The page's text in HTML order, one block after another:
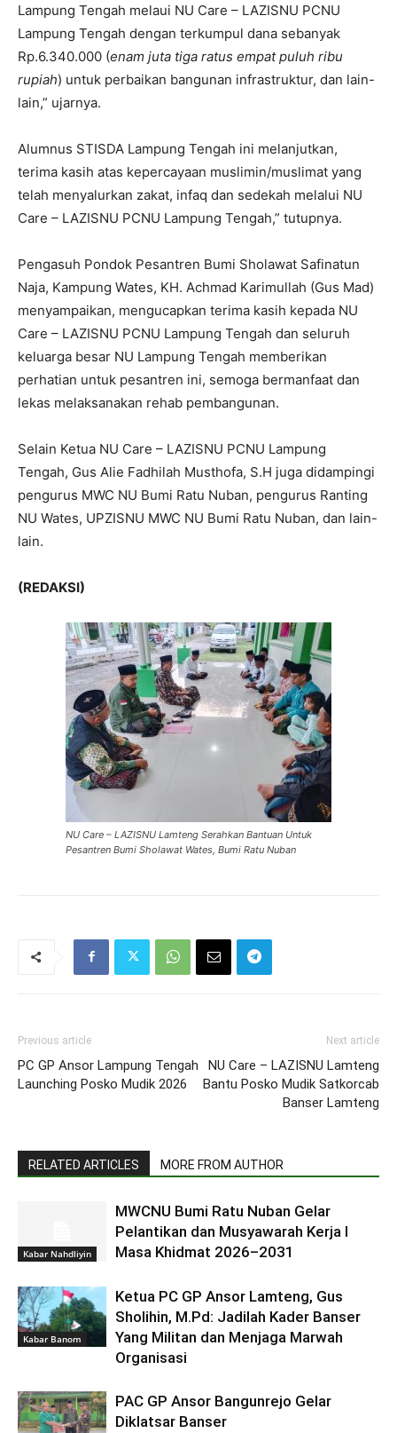
Lampung Tengah melaui NU Care – LAZISNU PCNU
Lampung Tengah dengan terkumpul dana sebanyak
Rp.6.340.000 (enam juta tiga ratus empat puluh ribu
rupiah) untuk perbaikan bangunan infrastruktur, dan lain-
lain,” ujarnya.
Alumnus STISDA Lampung Tengah ini melanjutkan,
terima kasih atas kepercayaan muslimin/muslimat yang
telah menyalurkan zakat, infaq dan sedekah melalui NU
Care – LAZISNU PCNU Lampung Tengah,” tutupnya.
Pengasuh Pondok Pesantren Bumi Sholawat Safinatun
Naja, Kampung Wates, KH. Achmad Karimullah (Gus Mad)
menyampaikan, mengucapkan terima kasih kepada NU
Care – LAZISNU PCNU Lampung Tengah dan seluruh
keluarga besar NU Lampung Tengah memberikan
perhatian untuk pesantren ini, semoga bermanfaat dan
lekas melaksanakan rehab pembangunan.
Selain Ketua NU Care – LAZISNU PCNU Lampung
Tengah, Gus Alie Fadhilah Musthofa, S.H juga didampingi
pengurus MWC NU Bumi Ratu Nuban, pengurus Ranting
NU Wates, UPZISNU MWC NU Bumi Ratu Nuban, dan lain-
lain.
(REDAKSI)
NU Care – LAZISNU Lamteng Serahkan Bantuan Untuk
Pesantren Bumi Sholawat Wates, Bumi Ratu Nuban
Previous article
PC GP Ansor Lampung Tengah
Launching Posko Mudik 2026
Next article
NU Care – LAZISNU Lamteng
Bantu Posko Mudik Satkorcab
Banser Lamteng
RELATED ARTICLES MORE FROM AUTHOR
Kabar Nahdliyin
MWCNU Bumi Ratu Nuban Gelar
Pelantikan dan Musyawarah Kerja I
Masa Khidmat 2026–2031
Kabar Banom
Ketua PC GP Ansor Lamteng, Gus
Sholihin, M.Pd: Jadilah Kader Banser
Yang Militan dan Menjaga Marwah
Organisasi
PAC GP Ansor Bangunrejo Gelar
Diklatsar Banser